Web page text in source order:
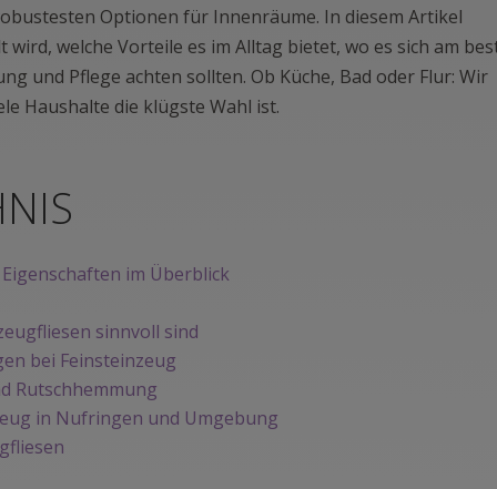
Optionen für Innenräume. In diesem Artikel
welche Vorteile es im Alltag bietet, wo es sich am
und Pflege achten sollten. Ob Küche, Bad oder Flur: Wir
Haushalte die klügste Wahl ist.
im Überblick
sinnvoll sind
bei Feinsteinzeug
Rutschhemmung
in Nufringen und Umgebung